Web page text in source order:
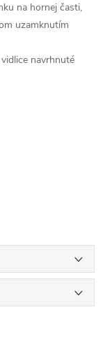
na hornej časti,
uzamknutím
navrhnuté